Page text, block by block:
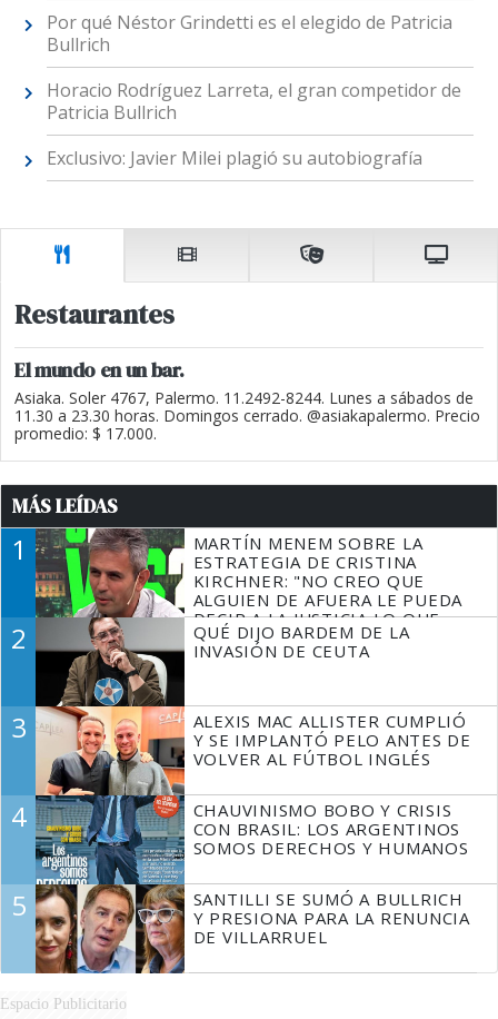
Por qué Néstor Grindetti es el elegido de Patricia
Bullrich
Horacio Rodríguez Larreta, el gran competidor de
Patricia Bullrich
Exclusivo: Javier Milei plagió su autobiografía
Restaurantes
El mundo en un bar.
Asiaka. Soler 4767, Palermo. 11.2492-8244. Lunes a sábados de
11.30 a 23.30 horas. Domingos cerrado. @asiakapalermo. Precio
promedio: $ 17.000.
MÁS LEÍDAS
1
MARTÍN MENEM SOBRE LA
ESTRATEGIA DE CRISTINA
KIRCHNER: "NO CREO QUE
ALGUIEN DE AFUERA LE PUEDA
DECIR A LA JUSTICIA LO QUE
TIENE QUE HACER"
2
QUÉ DIJO BARDEM DE LA
INVASIÓN DE CEUTA
3
ALEXIS MAC ALLISTER CUMPLIÓ
Y SE IMPLANTÓ PELO ANTES DE
VOLVER AL FÚTBOL INGLÉS
4
CHAUVINISMO BOBO Y CRISIS
CON BRASIL: LOS ARGENTINOS
SOMOS DERECHOS Y HUMANOS
5
SANTILLI SE SUMÓ A BULLRICH
Y PRESIONA PARA LA RENUNCIA
DE VILLARRUEL
Espacio Publicitario